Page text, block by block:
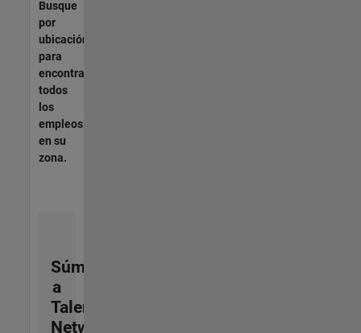
Busque
por
ubicación
para
encontrar
todos
los
empleos
en su
zona.
Súmese
a
Talent
Network